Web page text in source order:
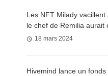
Les NFT Milady vacillent
le chef de Remilia aurait
18 mars 2024
Hivemind lance un fonds